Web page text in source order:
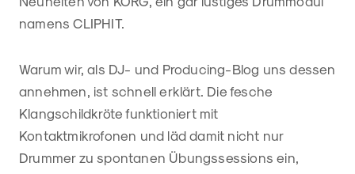
namens CLIPHIT.
Warum wir, als DJ- und Producing-Blog uns dessen
annehmen, ist schnell erklärt. Die fesche
Klangschildkröte funktioniert mit
Kontaktmikrofonen und läd damit nicht nur
Drummer zu spontanen Übungssessions ein,